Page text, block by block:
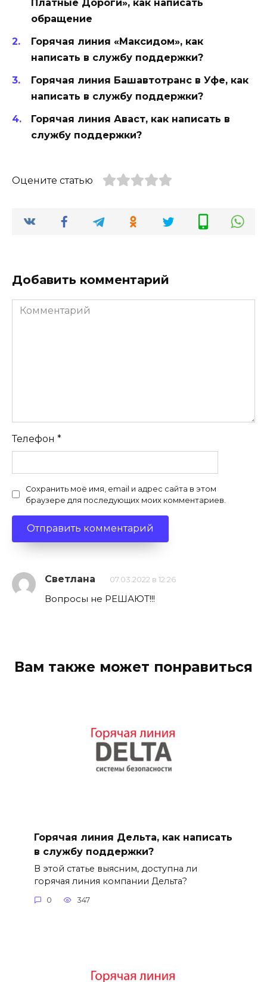
Платные Дороги», как написать
обращение
Горячая линия «Максидом», как
написать в службу поддержки?
Горячая линия Башавтотранс в Уфе, как
написать в службу поддержки?
Горячая линия Аваст, как написать в
службу поддержки?
Оцените статью
Добавить комментарий
Комментарий
Телефон *
Сохранить моё имя, email и адрес сайта в этом
браузере для последующих моих комментариев.
Светлана 07.03.2022 в 12:26
Вопросы не РЕШАЮТ!!!
Вам также может понравиться
Горячая линия Дельта, как написать
в службу поддержки?
В этой статье выясним, доступна ли
горячая линия компании Дельта?
0 347